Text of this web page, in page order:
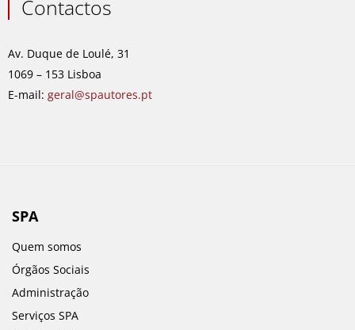
b
o
k
a
r
a
m
e
i
n
Contactos
Av. Duque de Loulé, 31
1069 – 153 Lisboa
E-mail: geral@spautores.pt
SPA
Quem somos
Órgãos Sociais
Administração
Serviços SPA